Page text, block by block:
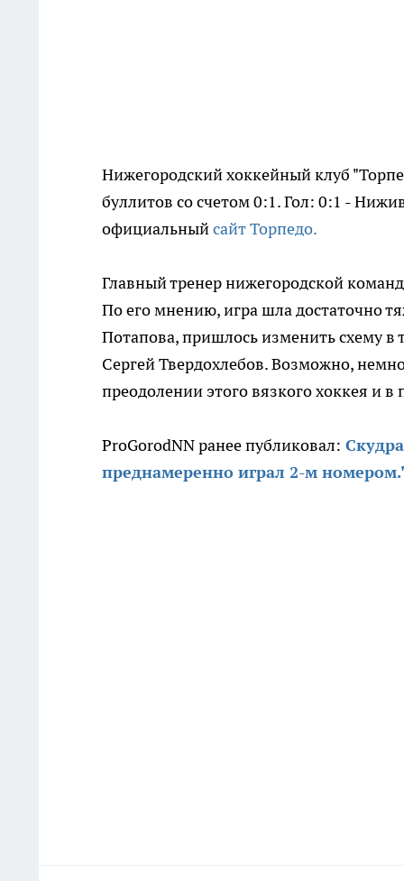
Нижегородский хоккейный клуб
буллитов со счетом 0:1. Гол: 0:1 -
официальныйсайт Торпедо.
Главный тренер нижегородской
По его мнению, игра шла достаточно
Потапова, пришлось изменить схему
Сергей Твердохлебов. Возможно,
преодолении этого вязкого хоккея и
ProGorodNN ранее публиковал:
преднамеренно играл 2-м